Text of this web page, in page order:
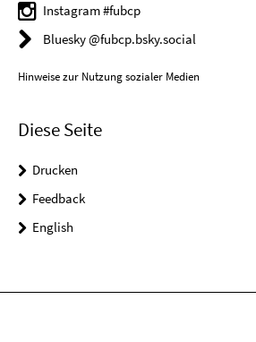
Instagram #fubcp
Bluesky @fubcp.bsky.social
Hinweise zur Nutzung sozialer Medien
Diese Seite
Drucken
Feedback
English